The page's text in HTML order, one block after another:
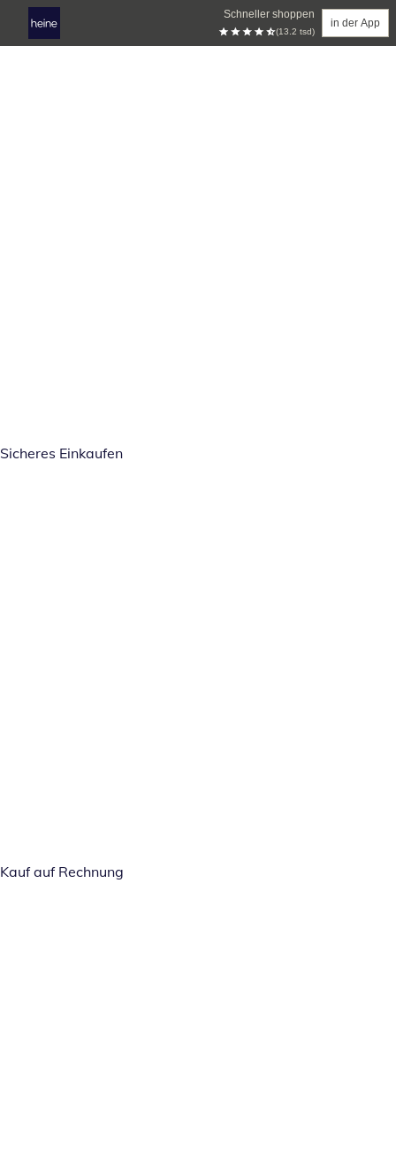
Schneller shoppen
(13.2 tsd)
in der App
Sicheres Einkaufen
Kauf auf Rechnung